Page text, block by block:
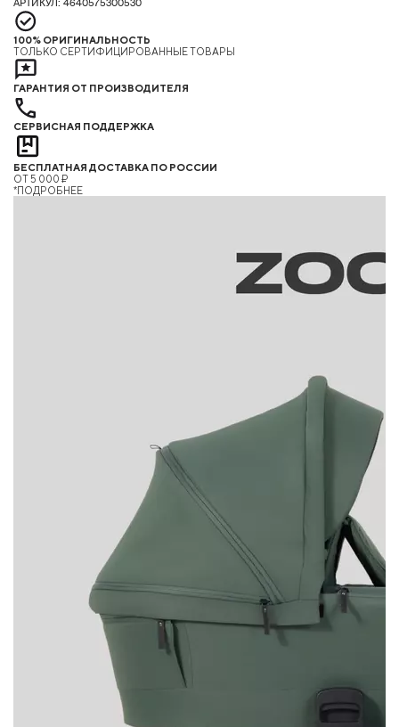
АРТИКУЛ: 4640575300530
100% ОРИГИНАЛЬНОСТЬ
ТОЛЬКО СЕРТИФИЦИРОВАННЫЕ ТОВАРЫ
ГАРАНТИЯ ОТ ПРОИЗВОДИТЕЛЯ
СЕРВИСНАЯ ПОДДЕРЖКА
БЕСПЛАТНАЯ ДОСТАВКА ПО РОССИИ
ОТ 5 000 ₽
*ПОДРОБНЕЕ